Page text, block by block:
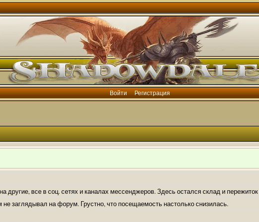
Войти Регистрация
другие, все в соц. сетях и каналах мессенджеров. Здесь остался склад и
заглядывал на форум. Грустно, что посещаемость настолько снизилась.